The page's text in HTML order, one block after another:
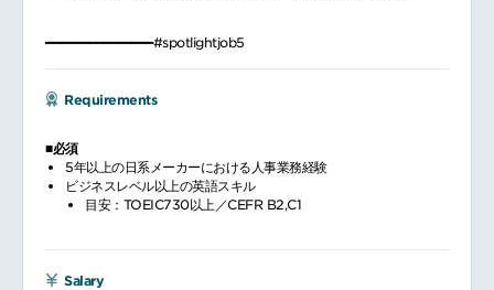
━━━━━━━━━━━━━━━#spotlightjob5
Requirements
■必須
5年以上の日系メーカーにおける人事業務経験
ビジネスレベル以上の英語スキル
目安：TOEIC730以上／CEFR B2,C1
Salary